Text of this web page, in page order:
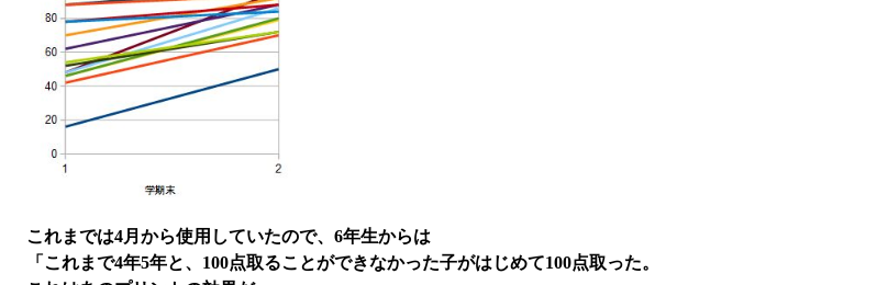
これまでは4月から使用していたので、6年生からは
「これまで4年5年と、100点取ることができなかった子がはじめて100点取った。